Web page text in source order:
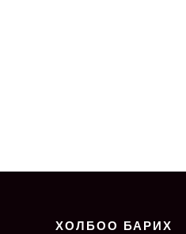
ХОЛБОО БАРИХ